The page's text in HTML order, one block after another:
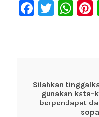
F
o
o
T
W
p
p
Silahkan
gunakan kata-
berpendapat